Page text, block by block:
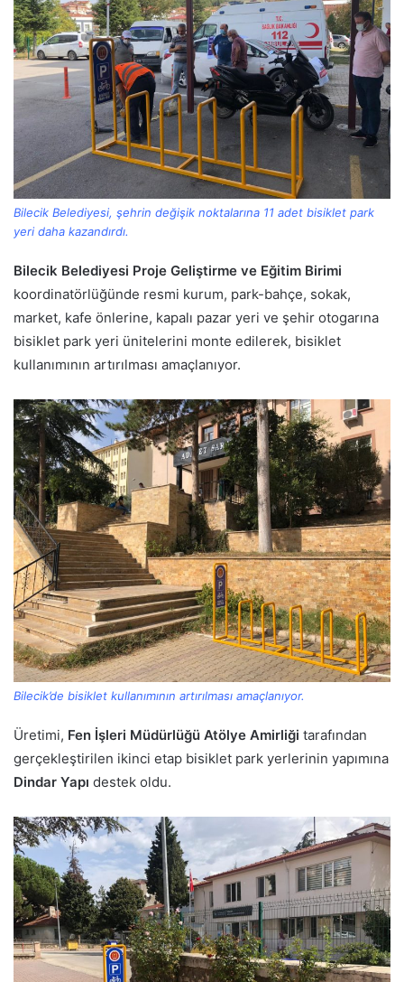
Bilecik Belediyesi, şehrin değişik noktalarına 11 adet bisiklet park
yeri daha kazandırdı.
Bilecik Belediyesi Proje Geliştirme ve Eğitim Birimi
koordinatörlüğünde resmi kurum, park-bahçe, sokak,
market, kafe önlerine, kapalı pazar yeri ve şehir otogarına
bisiklet park yeri ünitelerini monte edilerek, bisiklet
kullanımının artırılması amaçlanıyor.
Bilecik’de bisiklet kullanımının artırılması amaçlanıyor.
Üretimi, Fen İşleri Müdürlüğü Atölye Amirliği tarafından
gerçekleştirilen ikinci etap bisiklet park yerlerinin yapımına
Dindar Yapı destek oldu.